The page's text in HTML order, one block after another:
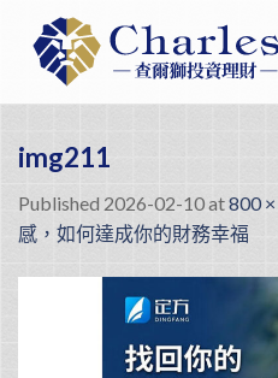
content
img211
Published 2026-02-10at800
感，如何達成你的財務幸福